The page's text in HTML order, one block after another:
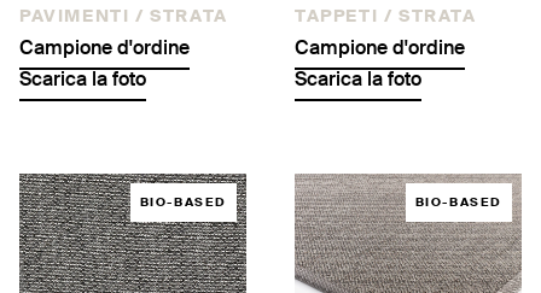
PAVIMENTI / STRATA
Campione d'ordine
Scarica la foto
TAPPETI / STRATA
Campione d'ordine
Scarica la foto
BIO-BASED BIO-BASED